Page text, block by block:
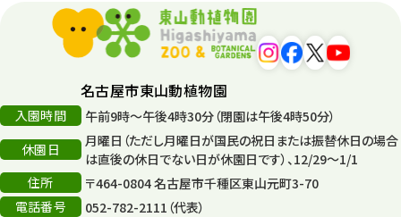
平和公園
森のとこやさん
再生
名古屋市東山動植物園
入園時間
午前9時～午後4時30分（閉園は午後4時50分）
休園日
月曜日（ただし月曜日が国民の祝日または振替休日の場合
は直後の休日でない日が休園日です）、12/29～1/1
住所
〒464-0804 名古屋市千種区東山元町3-70
電話番号
052-782-2111（代表）